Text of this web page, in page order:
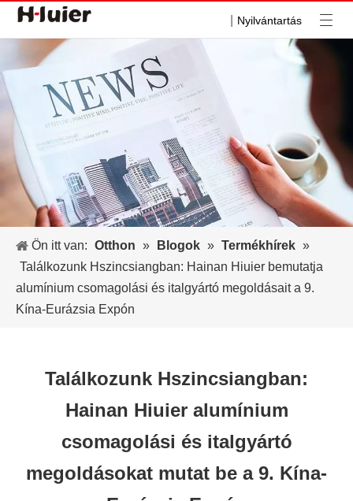
Nyilvántartás
Ön itt van: Otthon » Blogok » Termékhírek »
Találkozunk Hszincsiangban: Hainan Hiuier bemutatja
alumínium csomagolási és italgyártó megoldásait a 9.
Kína-Eurázsia Expón
Találkozunk Hszincsiangban:
Hainan Hiuier alumínium
csomagolási és italgyártó
megoldásokat mutat be a 9. Kína-